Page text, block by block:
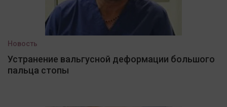
Новость
Устранение вальгусной деформации большого
пальца стопы